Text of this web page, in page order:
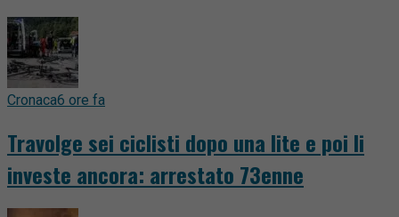
Cronaca6 ore fa
Travolge sei ciclisti dopo una lite e poi li
investe ancora: arrestato 73enne